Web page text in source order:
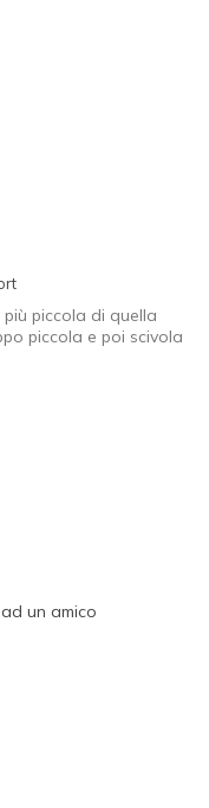
piccola
piccola di quella
piccola e poi scivola
taglia è troppo
un amico